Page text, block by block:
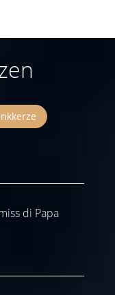
di Papa